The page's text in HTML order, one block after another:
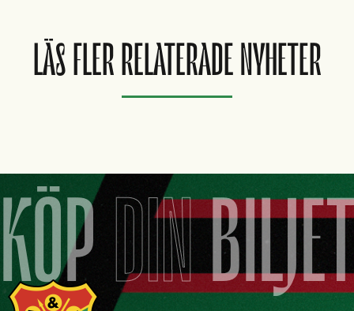
LÄS FLER RELATERADE NYHETER
KÖPDIN